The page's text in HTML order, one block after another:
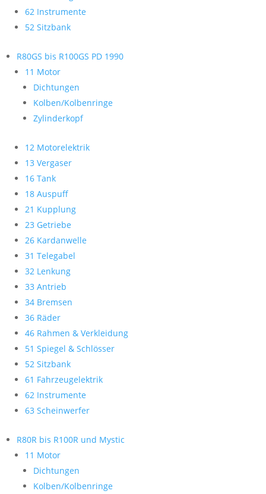
62 Instrumente
52 Sitzbank
R80GS bis R100GS PD 1990
11 Motor
Dichtungen
Kolben/Kolbenringe
Zylinderkopf
12 Motorelektrik
13 Vergaser
16 Tank
18 Auspuff
21 Kupplung
23 Getriebe
26 Kardanwelle
31 Telegabel
32 Lenkung
33 Antrieb
34 Bremsen
36 Räder
46 Rahmen & Verkleidung
51 Spiegel & Schlösser
52 Sitzbank
61 Fahrzeugelektrik
62 Instrumente
63 Scheinwerfer
R80R bis R100R und Mystic
11 Motor
Dichtungen
Kolben/Kolbenringe